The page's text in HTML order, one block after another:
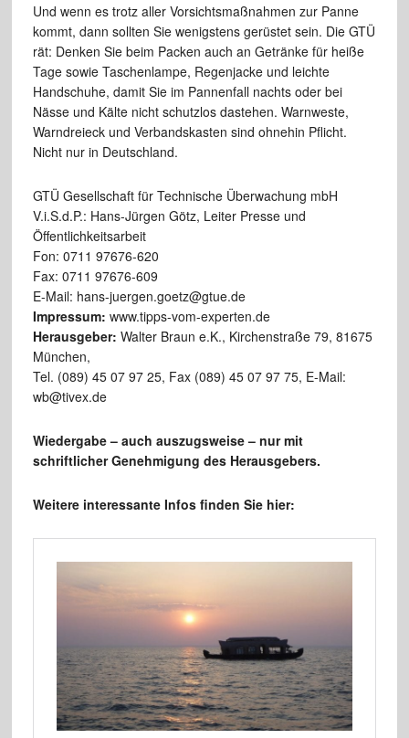
Und wenn es trotz aller Vorsichtsmaßnahmen zur Panne
kommt, dann sollten Sie wenigstens gerüstet sein. Die GTÜ
rät: Denken Sie beim Packen auch an Getränke für heiße
Tage sowie Taschenlampe, Regenjacke und leichte
Handschuhe, damit Sie im Pannenfall nachts oder bei
Nässe und Kälte nicht schutzlos dastehen. Warnweste,
Warndreieck und Verbandskasten sind ohnehin Pflicht.
Nicht nur in Deutschland.
GTÜ Gesellschaft für Technische Überwachung mbH
V.i.S.d.P.: Hans-Jürgen Götz, Leiter Presse und
Öffentlichkeitsarbeit
Fon: 0711 97676-620
Fax: 0711 97676-609
E-Mail: hans-juergen.goetz@gtue.de
Impressum: www.tipps-vom-experten.de
Herausgeber: Walter Braun e.K., Kirchenstraße 79, 81675
München,
Tel. (089) 45 07 97 25, Fax (089) 45 07 97 75, E-Mail:
wb@tivex.de
Wiedergabe – auch auszugsweise – nur mit
schriftlicherGenehmigung des Herausgebers.
Weitere interessante Infos finden Sie hier: